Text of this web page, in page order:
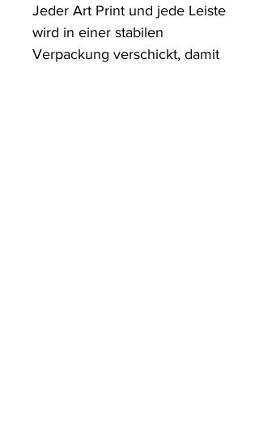
Jeder Art Print und jede Leiste
wird in einer stabilen
Verpackung verschickt, damit